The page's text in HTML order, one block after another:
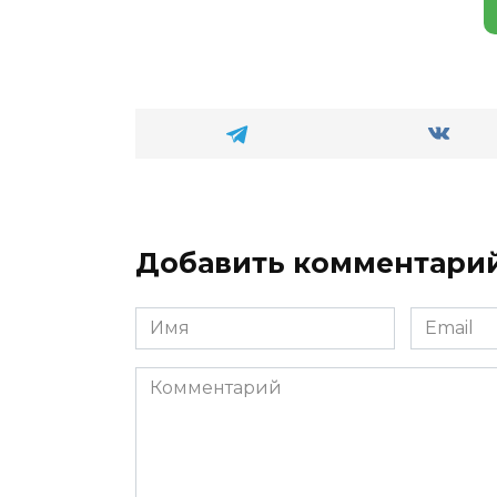
Добавить
Имя
*
Email
*
Комментарий